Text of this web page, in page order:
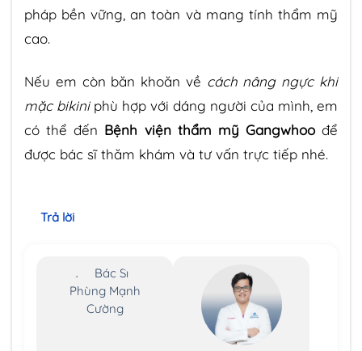
pháp bền vững, an toàn và mang tính thẩm mỹ
cao.
Nếu em còn băn khoăn về cách nâng ngực khi
mặc bikiniphù hợp với dáng người của mình, em
có thể đến Bệnh viện thẩm mỹ Gangwhoođể
được bác sĩ thăm khám và tư vấn trực tiếp nhé.
Trả lời